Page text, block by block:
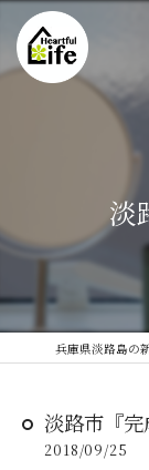
淡
淡路市『完
2018/09/25